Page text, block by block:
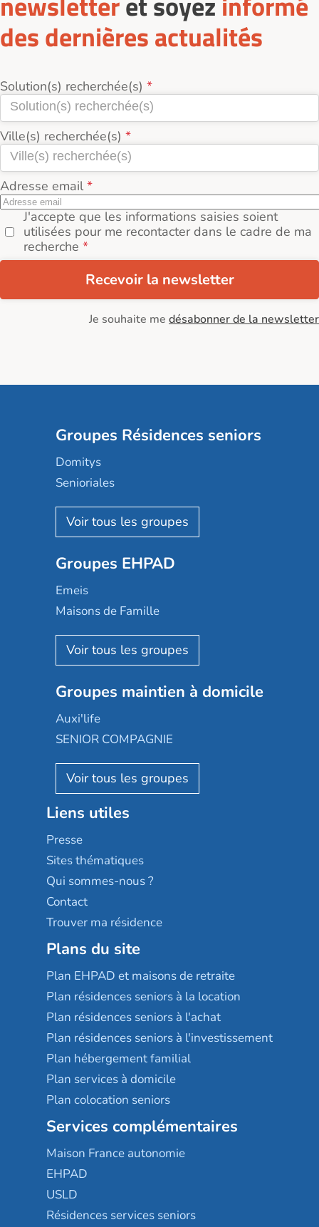
des dernières actualités
Solution(s) recherchée(s)
Ville(s) recherchée(s)
Adresse email
J'accepte que les informations saisies soient
utilisées pour me recontacter dans le cadre de ma
recherche
Recevoir la newsletter
Je souhaite me désabonner de la newsletter
Groupes Résidences seniors
Domitys
Senioriales
Nohée
Les Résidentiels
Mobicap
Domusvi
Happy Senior
Aquarelia
Nexity edenea
Les jardins d'Arcadie
Occitalia
Appartseniors
Reseda
Stella management
Les villages d'or
Sérénys
Résidences services Villa Médicis
Groupes EHPAD
Emeis
Maisons de Famille
Korian
Emera
Groupe SOS
Le Noble Âge
Almage
Résidalya
Groupe aplus
Groupes maintien à domicile
Auxi'life
SENIOR COMPAGNIE
AGE D'OR Services
Liens utiles
Presse
Sites thématiques
Qui sommes-nous ?
Contact
Trouver ma résidence
Plans du site
Plan EHPAD et maisons de retraite
Plan résidences seniors à la location
Plan résidences seniors à l'achat
Plan résidences seniors à l'investissement
Plan hébergement familial
Plan services à domicile
Plan colocation seniors
Services complémentaires
Maison France autonomie
EHPAD
USLD
Résidences services seniors